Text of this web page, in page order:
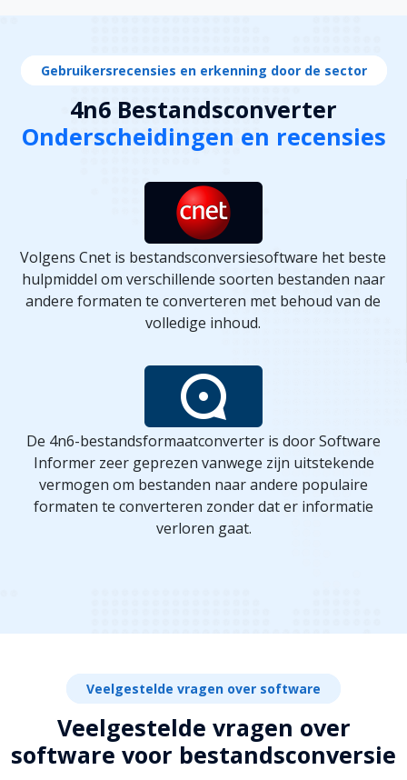
Gebruikersrecensies en erkenning door de sector
4n6 Bestandsconverter
Onderscheidingen en recensies
Volgens Cnet is bestandsconversiesoftware het beste
hulpmiddel om verschillende soorten bestanden naar
andere formaten te converteren met behoud van de
volledige inhoud.
De 4n6-bestandsformaatconverter is door Software
Informer zeer geprezen vanwege zijn uitstekende
vermogen om bestanden naar andere populaire
formaten te converteren zonder dat er informatie
verloren gaat.
Veelgestelde vragen over software
Veelgestelde vragen over
software voor bestandsconversie